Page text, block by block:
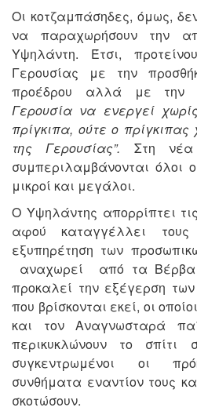
Οι κοτζαμπάσηδες, όμως,
να παραχωρήσουν την
Υψηλάντη. Έτσι,
Γερουσίας με την
προέδρου αλλά με την
Γερουσία να ενεργεί
πρίγκιπα, ούτε ο
της Γερουσίας”. Στη νέα
συμπεριλαμβάνονται όλοι
μικροί και μεγάλοι.
Ο Υψηλάντης απορρίπτει
αφού καταγγέλλει τους
εξυπηρέτηση των
αναχωρεί από τα
προκαλεί την εξέγερση
που βρίσκονται εκεί, οι
και τον Αναγνωσταρά
περικυκλώνουν το σπίτι
συγκεντρωμένοι οι
συνθήματα εναντίον τους
σκοτώσουν.